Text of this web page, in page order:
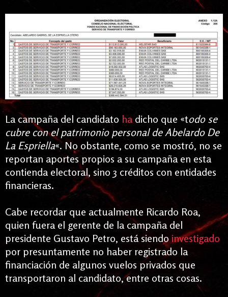
La campaña del candidato ha dicho que «todo se
cubre con el patrimonio personal de Abelardo De
La Espriella«. No obstante, como se mostró, no se
reportan aportes propios a su campaña en esta
contienda electoral, sino 3 créditos con entidades
financieras.
Cabe recordar que actualmente Ricardo Roa,
quien fuera el gerente de la campaña del
presidente Gustavo Petro, está siendoinvestigado
por presuntamente no haber registrado la
financiación de algunos vuelos privados que
transportaron al candidato, entre otras cosas.